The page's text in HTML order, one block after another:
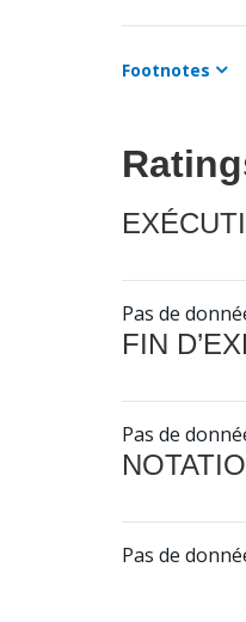
Footnotes
Pas de
FIN
Pas de
Pas de